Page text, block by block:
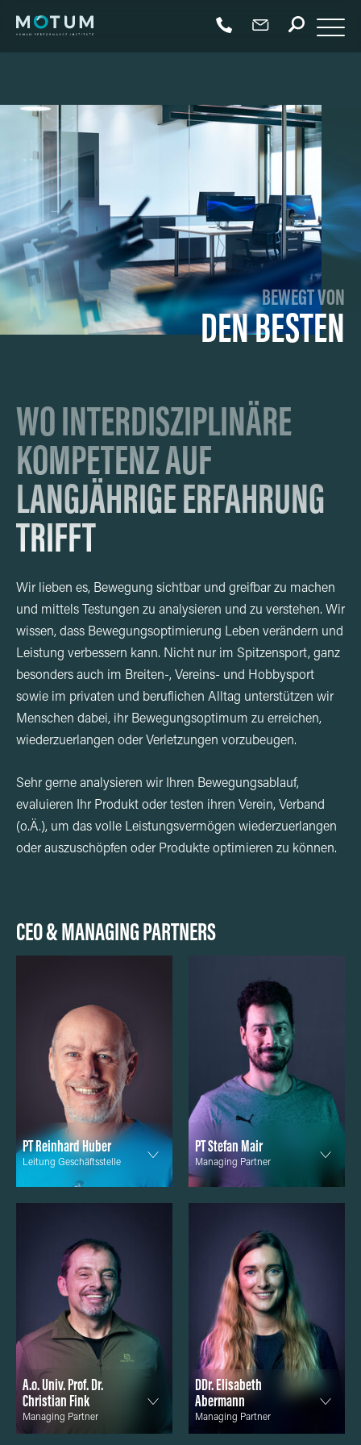
BEWEGT VON
DEN BESTEN
WO INTERDISZIPLINÄRE
KOMPETENZ AUF
LANGJÄHRIGE ERFAHRUNG
TRIFFT
Wir lieben es, Bewegung sichtbar und greifbar zu machen
und mittels Testungen zu analysieren und zu verstehen. Wir
wissen, dass Bewegungsoptimierung Leben verändern und
Leistung verbessern kann. Nicht nur im Spitzensport, ganz
besonders auch im Breiten-, Vereins- und Hobbysport
sowie im privaten und beruflichen Alltag unterstützen wir
Menschen dabei, ihr Bewegungsoptimum zu erreichen,
wiederzuerlangen oder Verletzungen vorzubeugen.
Sehr gerne analysieren wir Ihren Bewegungsablauf,
evaluieren Ihr Produkt oder testen ihren Verein, Verband
(o.Ä.), um das volle Leistungsvermögen wiederzuerlangen
oder auszuschöpfen oder Produkte optimieren zu können.
CEO & MANAGING PARTNERS
PT Reinhard Huber
Leitung Geschäftsstelle
PT Stefan Mair
Managing Partner
A.o. Univ. Prof. Dr.
Christian Fink
Managing Partner
DDr. Elisabeth
Abermann
Managing Partner